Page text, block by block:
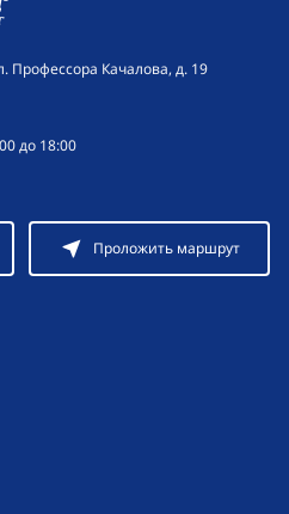
Профессора Качалова, д. 19
до 18:00
Проложить маршрут